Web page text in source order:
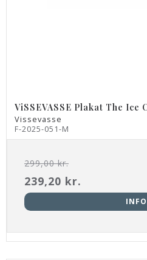
ViSSEVASSE Plakat The Ice
Vissevasse
F-2025-051-M
299,00 kr.
239,20 kr.
INFO